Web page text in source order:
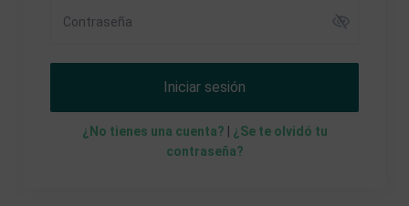
Iniciar sesión
¿No tienes una cuenta?
¿Se te olvidó tu
contraseña?